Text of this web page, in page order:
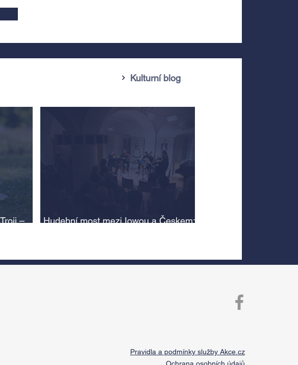
Kulturní blog
–
Hudební most mezi Iowou a Českem:
Pravidla a podmínky služby Akce.cz